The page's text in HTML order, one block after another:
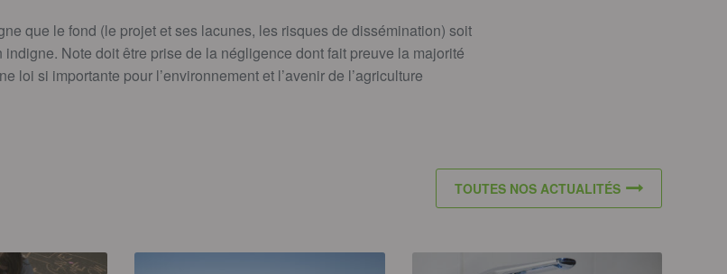
que le fond (le projet et ses lacunes, les risques de dissémination) soit
Note doit être prise de la négligence dont fait preuve la majorité
loi si importante pour l’environnement et l’avenir de l’agriculture
TOUTES NOS ACTUALITÉS